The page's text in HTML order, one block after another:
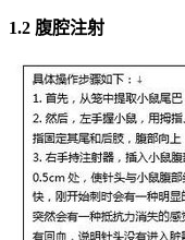
1.2 腹腔注射